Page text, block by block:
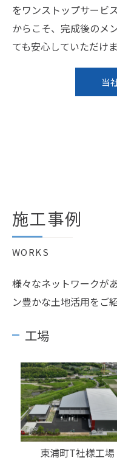
をワンストップサービ
からこそ、完成後のメ
ても安心していただけま
当
WORKS
施工事例
様々なネットワークが
ン豊かな土地活用をご
工場
東浦町T社様工場